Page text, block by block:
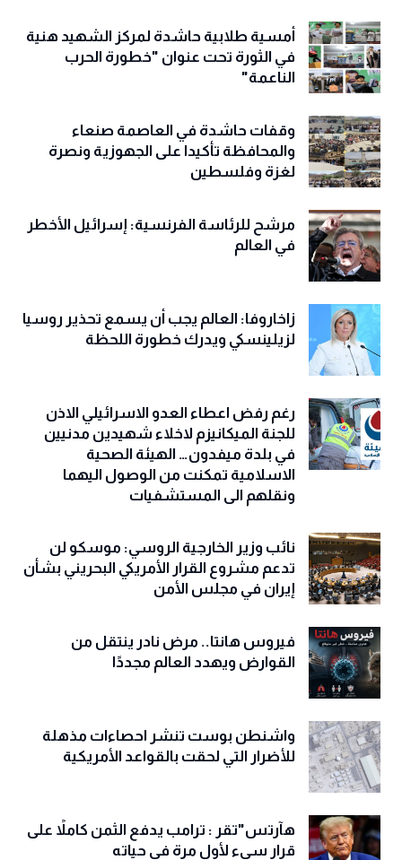
أمسية طلابية حاشدة لمركز الشهيد هنية
في الثورة تحت عنوان "خطورة الحرب
الناعمة"
وقفات حاشدة في العاصمة صنعاء
والمحافظة تأكيدا على الجهوزية ونصرة
لغزة وفلسطين
مرشح للرئاسة الفرنسية: إسرائيل الأخطر
في العالم
زاخاروفا: العالم يجب أن يسمع تحذير روسيا
لزيلينسكي ويدرك خطورة اللحظة
رغم رفض اعطاء العدو الاسرائيلي الاذن
للجنة الميكانيزم لاخلاء شهيدين مدنيين
في بلدة ميفدون… الهيئة الصحية
الاسلامية تمكنت من الوصول اليهما
ونقلهم الى المستشفيات
نائب وزير الخارجية الروسي: موسكو لن
تدعم مشروع القرار الأمريكي البحريني بشأن
إيران في مجلس الأمن
فيروس هانتا.. مرض نادر ينتقل من
القوارض ويهدد العالم مجددًا
واشنطن بوست تنشر احصاءات مذهلة
للأضرار التي لحقت بالقواعد الأمريكية
هآرتس"تقر : ترامب يدفع الثمن كاملاً على
قرار سيء لأول مرة في حياته